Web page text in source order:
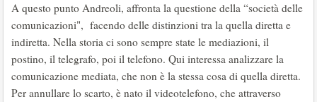
A questo punto Andreoli, affronta la questione della “società delle
comunicazioni", facendo delle distinzioni tra la quella diretta e
indiretta. Nella storia ci sono sempre state le mediazioni, il
postino, il telegrafo, poi il telefono. Qui interessa analizzare la
comunicazione mediata, che non è la stessa cosa di quella diretta.
Per annullare lo scarto, è nato il videotelefono, che attraverso